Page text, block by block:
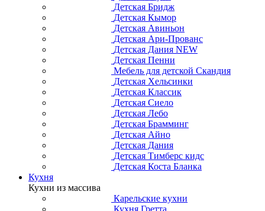
Детская Бридж
Детская Кымор
Детская Авиньон
Детская Ари-Прованс
Детская Дания NEW
Детская Пенни
Мебель для детской Скандия
Детская Хельсинки
Детская Классик
Детская Сиело
Детская Лебо
Детская Брамминг
Детская Айно
Детская Дания
Детская Тимберс кидс
Детская Коста Бланка
Кухня
Кухни из массива
Карельские кухни
Кухня Гретта